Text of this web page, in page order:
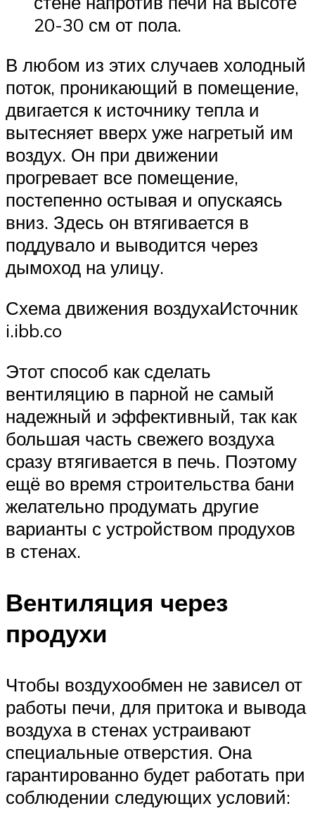
20-30 см от пола.
В любом из этих случаев холодный
поток, проникающий в помещение,
двигается к источнику тепла и
вытесняет вверх уже нагретый им
воздух. Он при движении
прогревает все помещение,
постепенно остывая и опускаясь
вниз. Здесь он втягивается в
поддувало и выводится через
дымоход на улицу.
Схема движения воздухаИсточник
i.ibb.co
Этот способ как сделать
вентиляцию в парной не самый
надежный и эффективный, так как
большая часть свежего воздуха
сразу втягивается в печь. Поэтому
ещё во время строительства бани
желательно продумать другие
варианты с устройством продухов
в стенах.
Вентиляция через
продухи
Чтобы воздухообмен не зависел от
работы печи, для притока и вывода
воздуха в стенах устраивают
специальные отверстия. Она
гарантированно будет работать при
соблюдении следующих условий: